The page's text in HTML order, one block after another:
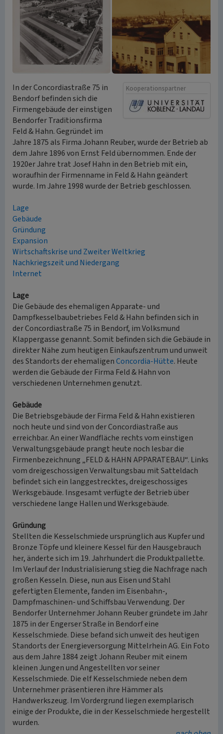
Kooperationspartner
In der Concordiastraße 75 in
Bendorf befinden sich die
Firmengebäude der einstigen
Bendorfer Traditionsfirma
Feld & Hahn. Gegründet im
Jahre 1875 als Firma Johann Reuber, wurde der Betrieb ab
dem Jahre 1896 von Ernst Feld übernommen. Ende der
1920er Jahre trat Josef Hahn in den Betrieb mit ein,
woraufhin der Firmenname in Feld & Hahn geändert
wurde. Im Jahre 1998 wurde der Betrieb geschlossen.
Lage
Gebäude
Gründung
Expansion
Wirtschaftskrise und Zweiter Weltkrieg
Nachkriegszeit und Niedergang
Internet
Lage
Die Gebäude des ehemaligen Apparate- und
Dampfkesselbaubetriebes Feld & Hahn befinden sich in
der Concordiastraße 75 in Bendorf, im Volksmund
Klappergasse genannt. Somit befinden sich die Gebäude in
direkter Nähe zum heutigen Einkaufszentrum und unweit
des Standorts der ehemaligenConcordia-Hütte. Heute
werden die Gebäude der Firma Feld & Hahn von
verschiedenen Unternehmen genutzt.
Gebäude
Die Betriebsgebäude der Firma Feld & Hahn existieren
noch heute und sind von der Concordiastraße aus
erreichbar. An einer Wandfläche rechts vom einstigen
Verwaltungsgebäude prangt heute noch lesbar die
Firmenbezeichnung „FELD & HAHN APPARATEBAU“. Links
vom dreigeschossigen Verwaltungsbau mit Satteldach
befindet sich ein langgestrecktes, dreigeschossiges
Werksgebäude. Insgesamt verfügte der Betrieb über
verschiedene lange Hallen und Werksgebäude.
Gründung
Stellten die Kesselschmiede ursprünglich aus Kupfer und
Bronze Töpfe und kleinere Kessel für den Hausgebrauch
her, änderte sich im 19. Jahrhundert die Produktpallette.
Im Verlauf der Industrialisierung stieg die Nachfrage nach
großen Kesseln. Diese, nun aus Eisen und Stahl
gefertigten Elemente, fanden im Eisenbahn-,
Dampfmaschinen- und Schiffsbau Verwendung. Der
Bendorfer Unternehmer Johann Reuber gründete im Jahr
1875 in der Engerser Straße in Bendorf eine
Kesselschmiede. Diese befand sich unweit des heutigen
Standorts der Energieversorgung Mittelrhein AG. Ein Foto
aus dem Jahre 1884 zeigt Johann Reuber mit einem
kleinen Jungen und Angestellten vor seiner
Kesselschmiede. Die elf Kesselschmiede neben dem
Unternehmer präsentieren ihre Hämmer als
Handwerkszeug. Im Vordergrund liegen exemplarisch
einige der Produkte, die in der Kesselschmiede hergestellt
wurden.